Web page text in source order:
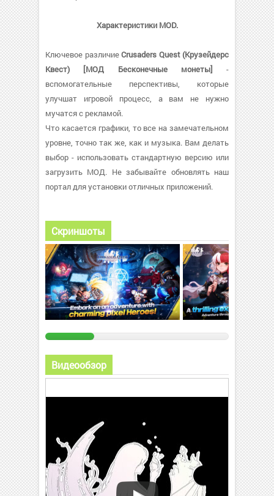
Характеристики MOD.
Ключевое различиеCrusaders Quest (Крузейдерс
Квест) [МОД Бесконечные монеты] -
вспомогательные перспективы, которые
улучшат игровой процесс, а вам не нужно
мучатся с рекламой.
Что касается графики, то все на замечательном
уровне, точно так же, как и музыка. Вам делать
выбор - использовать стандартную версию или
загрузить МОД. Не забывайте обновлять наш
портал для установки отличных приложений.
Скриншоты
Видеообзор